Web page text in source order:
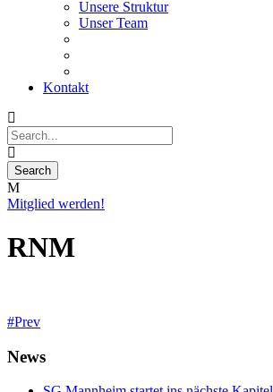
Unsere Struktur
Unser Team
Kontakt
Mitglied werden!
RNM
Prev
News